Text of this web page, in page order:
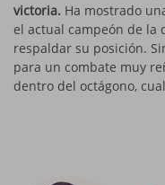
victoria. Ha mostrado
el actual campeón de la
respaldar su posición.
para un combate muy
dentro del octágono,